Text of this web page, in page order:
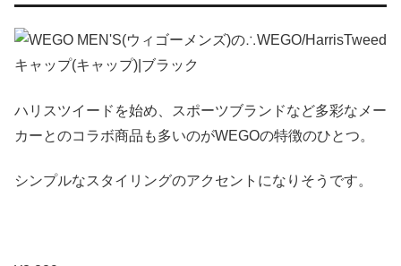
ハリスツイードを始め、スポーツブランドなど多彩なメー
カーとのコラボ商品も多いのがWEGOの特徴のひとつ。
シンプルなスタイリングのアクセントになりそうです。